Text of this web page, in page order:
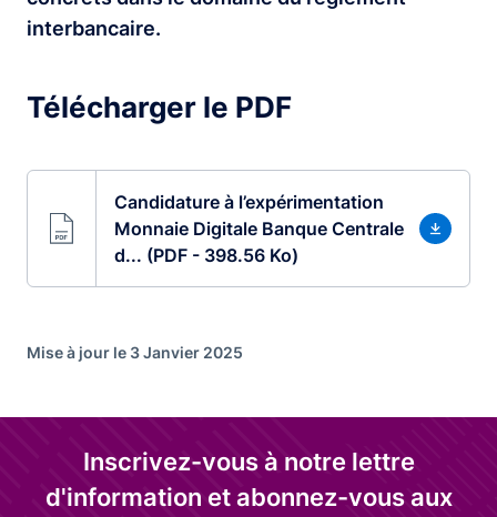
interbancaire.
Télécharger le PDF
Candidature à l’expérimentation
Monnaie Digitale Banque Centrale
d... (PDF - 398.56 Ko)
Mise à jour le 3 Janvier 2025
Inscrivez-vous à notre lettre
d'information et abonnez-vous aux